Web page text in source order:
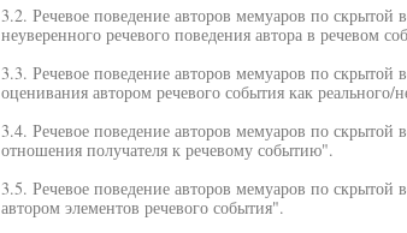
3.2. Речевое поведение авторов мемуаров по скрытой
неуверенного речевого поведения автора в речевом
3.3. Речевое поведение авторов мемуаров по скрытой
оценивания автором речевого события как реального/
3.4. Речевое поведение авторов мемуаров по
отношения получателя к речевому событию".
3.5. Речевое поведение авторов мемуаров по скрытой
автором элементов речевого события".